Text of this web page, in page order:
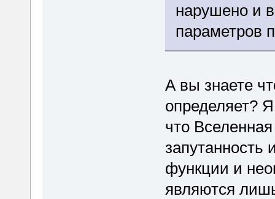
нарушено и
параметров
А вы знаете
определяет?
что
запутанность
функции и
являются